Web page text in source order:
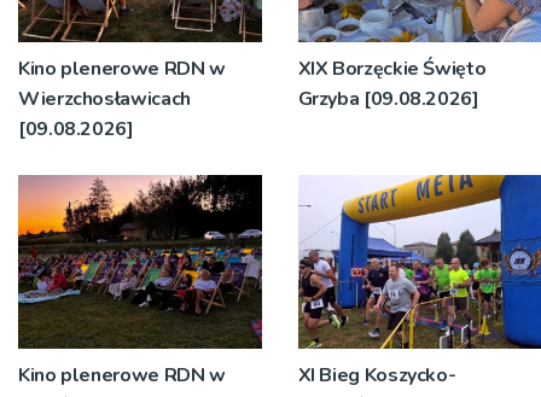
Kino plenerowe RDN w
Wierzchosławicach
[09.08.2026]
XIX Borzęckie Święto
Grzyba [09.08.2026]
Kino plenerowe RDN w
XI Bieg Koszycko-